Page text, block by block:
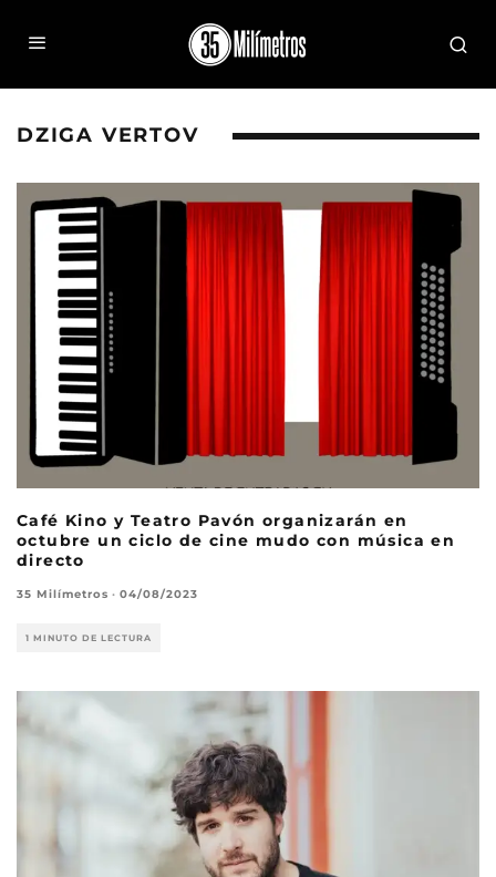
DZIGA VERTOV
Café Kino y Teatro Pavón organizarán en
octubre un ciclo de cine mudo con música en
directo
35 Milímetros · 04/08/2023
1 MINUTO DE LECTURA